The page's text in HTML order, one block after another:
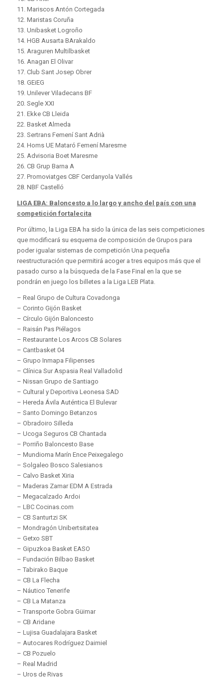
11. Mariscos Antón Cortegada
12. Maristas Coruña
13. Unibasket Logroño
14. HGB Ausarta BArakaldo
15. Araguren Multilbasket
16. Anagan El Olivar
17. Club Sant Josep Obrer
18. GEiEG
19. Unilever Viladecans BF
20. Segle XXI
21. Ekke CB Lleida
22. Basket Almeda
23. Sertrans Femení Sant Adrià
24. Homs UE Mataró Femení Maresme
25. Advisoria Boet Maresme
26. CB Grup Barna A
27. Promoviatges CBF Cerdanyola Vallés
28. NBF Castelló
LIGA EBA: Baloncesto a lo largo y ancho del país con una
competición fortalecita
Por último, la Liga EBA ha sido la única de las seis competiciones
que modificará su esquema de composición de Grupos para
poder igualar sistemas de competición Una pequeña
reestructuración que permitirá acoger a tres equipos más que el
pasado curso a la búsqueda de la Fase Final en la que se
pondrán en juego los billetes a la Liga LEB Plata.
– Real Grupo de Cultura Covadonga
– Corinto Gijón Basket
– Círculo Gijón Baloncesto
– Raisán Pas Piélagos
– Restaurante Los Arcos CB Solares
– Cantbasket 04
– Grupo Inmapa Filipenses
– Clínica Sur Aspasia Real Valladolid
– Nissan Grupo de Santiago
– Cultural y Deportiva Leonesa SAD
– Hereda Ávila Auténtica El Bulevar
– Santo Domingo Betanzos
– Obradoiro Silleda
– Ucoga Seguros CB Chantada
– Porriño Baloncesto Base
– Mundioma Marín Ence Peixegalego
– Solgaleo Bosco Salesianos
– Calvo Basket Xiria
– Maderas Zamar EDM A Estrada
– Megacalzado Ardoi
– LBC Cocinas.com
– CB Santurtzi SK
– Mondragón Unibertsitatea
– Getxo SBT
– Gipuzkoa Basket EASO
– Fundación Bilbao Basket
– Tabirako Baque
– CB La Flecha
– Náutico Tenerife
– CB La Matanza
– Transporte Gobra Güimar
– CB Aridane
– Lujisa Guadalajara Basket
– Autocares Rodríguez Daimiel
– CB Pozuelo
– Real Madrid
– Uros de Rivas